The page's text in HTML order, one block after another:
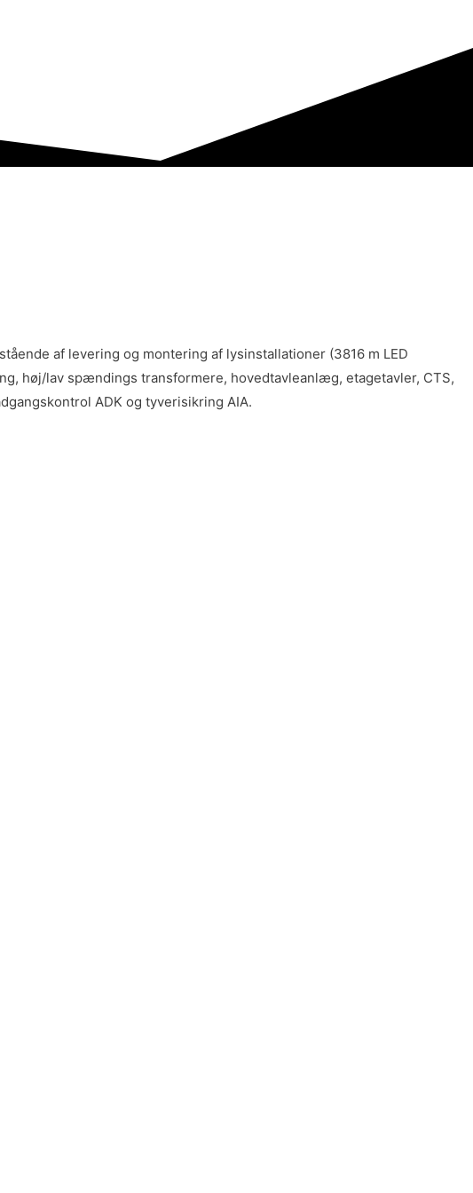
af levering og montering af lysinstallationer (3816 m LED
høj/lav spændings transformere, hovedtavleanlæg, etagetavler, CTS,
ADK og tyverisikring AIA.